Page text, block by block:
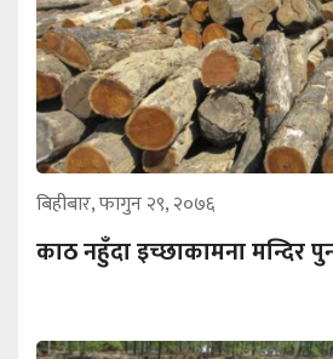
बिहीबार, फागुन २९, २०७६
काठ नहुँदा इच्छाकामना मन्दिर